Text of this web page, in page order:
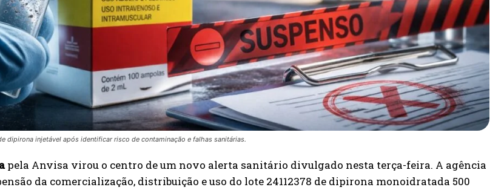
dipirona injetável após identificar risco de contaminação e falhas sanitárias.
pela Anvisa virou o centro de um novo alerta sanitário divulgado nesta terça-feira. A agência
da comercialização, distribuição e uso do lote 24112378 de dipirona monoidratada 500